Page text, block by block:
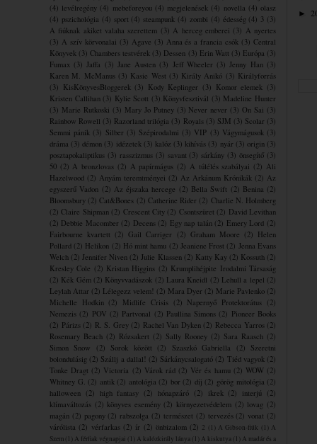
(4) levélregény (4) mebeforeyou (4) megjelenések (4) novella (4) olasz
(4) pszichológia (4) sport (4) steampunk (4) zombi (4) édesség (4) 3 (3)
A fiúknak akiket valaha szerettem (3) A herceg emberei (3) A nyertes
(3) A szív körvonalai (3) Agave (3) Anna és a francia csók (3) Central
Könyvek (3) Chambers testvérek (3) Dessen (3) Erin Watt (3) Európa (3)
Fumax (3) Jaffa (3) Jane Austen (3) Jeff Wheeler (3) Jenny Han (3)
Karen M. McManus (3) Kasie West (3) Király Anikó (3) Királyforrás
(3) KisKönyvesBloggerek (3) Kody Keplinger (3) Komor elemek (3)
Kristen Callihan (3) Kylie Scott (3) Könyvfesztivál (3) Madeline Hunter
(3) Marie Rutkoski (3) Mary Jo Putney (3) Never never (3) On Sai (3)
Rainbow Rowell (3) Razorland trilógia (3) Royals (3) SJM (3) Scolar (3)
Semmi pánik (3) Silber (3) Szépirodalmi (3) VIP (3) Vágymágusok (3)
dráma (3) démon (3) idézetek (3) kalóz (3) kihívás (3) nyár (3) origin (3)
posztapokaliptikus (3) rasszizmus (3) savant (3) sárkány (3) önsegítő (3)
50 (2) A bronzlovas (2) A papírmágus (2) A túlélés szabályai (2) Ali
Hazelwood (2) Anyám teremtményei (2) Az Arkánum Krónikák (2) Az
egyszerű Vadon (2) Az éjszaka hercege (2) Bella Swift (2) Benina (2)
Bloomsbury (2) Cat&Bones (2) Catherine Rider (2) Charlie N. Holmberg
(2) Claire Shipman (2) Crescent City (2) Csontszüret (2) David Levithan
(2) Debbie Macomber (2) Decens (2) Egy nap talán (2) Emery Lord (2)
Fairbourne kvartett (2) Gail Carriger (2) Graham Moore (2) Helen
Pollard (2) Helikon (2) Hó mint hamu (2) Jeaniene Frost (2) Jenna Evans
Welch (2) Jennifer Niven (2) Julie Klassen (2) Katty Kay (2) Kossuth (2)
Kresley Cole (2) Kristan Higgins (2) Krumplihéjpite ​Irodalmi Társaság
(2) Kék Gém (2) Könyvvadászok (2) Laura Kneidl (2) Lehull a lepel (2)
Leylah Attar (2) Lélegezz velem! (2) Mara Dyer (2) Marie Pavlenko (2)
Michelle Hodkin (2) Midlife Crisis (2) Napernyő Protektorátus (2)
Nemezis (2) POV (2) Partvonal (2) Paullina Simons (2) Pioneer Books
(2) Párizs (2) R. S. Grey (2) Rachel Van Dyken (2) Rebecca Yarros (2)
Rosemary Beach (2) Rózsakert (2) Sally Rooney (2) Sara Raasch (2)
Simon Snow
(2) Sorok között (2) Szaszkó Gabriella (2)
Szeretni
bolondulásig (2) Szállj a dallal! (2) Sárkánycsalogató (2) Tiéd vagyok (2)
Tonke Dragt (2) Victoria (2) Várok rád (2) Vér és hamu (2) WOW (2)
Whitney G. (2) antik (2) antológia (2) bor (2) díj (2) görög mitológia (2)
halloween (2) high fantasy (2) hónapzáró (2) ikrek (2) interjú (2)
klímaváltozás (2) könyves esemény (2) környezetvédelem (2) lovag (2)
magán (2) pagony (2) rabszolga (2) természet (2) tervezés (2) vonat (2)
várólista (2) vérfarkas (2) ír (2) önbizalom (2) 2 (1) A Gibson-fiúk (1) A
Szem (1) A férfiak végnapjai (1) A kalózkirály lánya (1) A kiskutya (1) A madár és a
►